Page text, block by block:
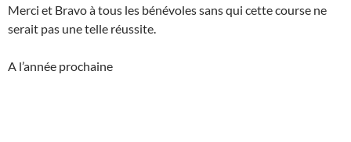
Merci et Bravo à tous les bénévoles sans qui cette course ne
serait pas une telle réussite.
A l’année prochaine